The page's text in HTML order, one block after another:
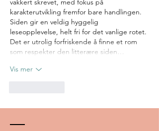
vakkert skrevet, med fokus på
karakterutvikling fremfor bare handlingen.
Siden gir en veldig hyggelig
leseopplevelse, helt fri for det vanlige rotet.
Det er utrolig forfriskende å finne et rom
som respekter den litterære siden…
Vis mer